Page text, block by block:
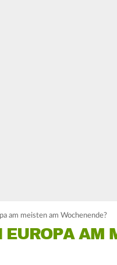
am meisten am Wochenende?
AM